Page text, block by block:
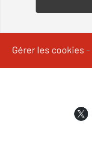
Gérer les cookies -